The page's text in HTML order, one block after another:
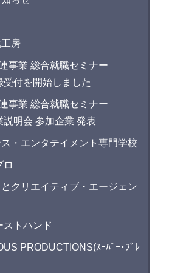
房
事業 総合就職セミナー
受付を開始しました
事業 総合就職セミナー
説明会 参加企業 発表
・エンタテイメント専門学校
ロ
クリエイティブ・エージェン
ストハンド
PRODUCTIONS(ｽｰﾊﾟｰ･ﾌﾞﾚ